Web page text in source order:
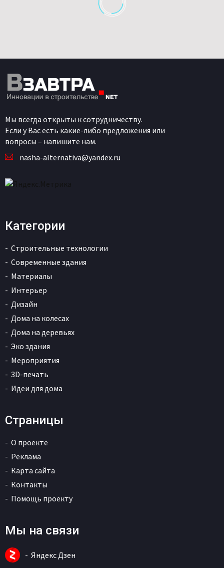
Мы всегда открыты к сотрудничеству.
Если у Вас есть какие-либо предложения или
вопросы – напишите нам.
nasha-alternativa@yandex.ru
Категории
Строительные технологии
Современные здания
Материалы
Интерьер
Дизайн
Дома на колесах
Дома на деревьях
Эко здания
Мероприятия
3D-печать
Идеи для дома
Страницы
О проекте
Реклама
Карта сайта
Контакты
Помощь проекту
Мы на связи
Яндекс Дзен